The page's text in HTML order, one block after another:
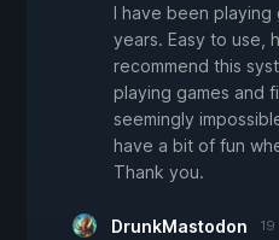
I have been
years. Easy to use,
recommend this
playing games and
seemingly
have a bit of fun
Thank you.
DrunkMastodon 19